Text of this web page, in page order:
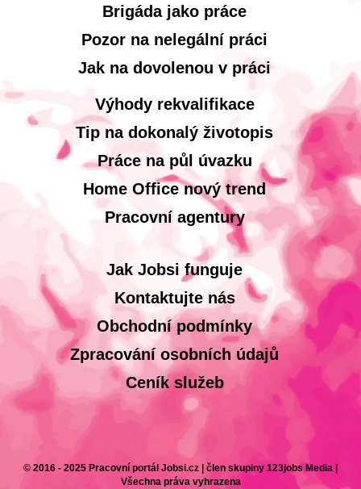
Brigáda jako práce
Pozor na nelegální práci
Jak na dovolenou v práci
Výhody rekvalifikace
Tip na dokonalý životopis
Práce na půl úvazku
Home Office nový trend
Pracovní agentury
Jak Jobsi funguje
Kontaktujte nás
Obchodní podmínky
Zpracování osobních údajů
Ceník služeb
© 2016 - 2025 Pracovní portál Jobsi.cz | člen skupiny 123jobs Media |
Všechna práva vyhrazena